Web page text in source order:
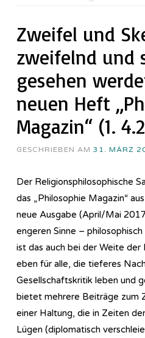
Zweifel und
zweifelnd und
gesehen
neuen Heft
Magazin“ (1.
GESCHRIEBEN AM 31. MÄRZ
Der Religionsphilosophische
das „Philosophie Magazin“
neue Ausgabe (April/Mai
engeren Sinne –
ist das auch bei der Weite
eben für alle, die tieferes
Gesellschaftskritik leben und
bietet mehrere Beiträge zum
einer Haltung, die in Zeiten
Lügen (diplomatisch